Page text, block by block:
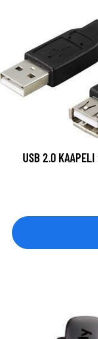
USB 2.0